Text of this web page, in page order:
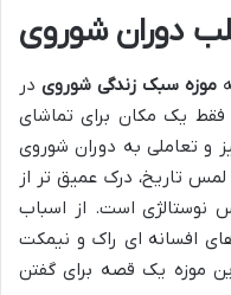
دوران شوروی
موزه سبک زندگی شوروی در
فقط یک مکان برای تماشای
و تعاملی به دوران شوروی
تاریخ، درک عمیق تر از
است. از اسباب
افسانه ای راک و نیمکت
موزه یک قصه برای گفتن